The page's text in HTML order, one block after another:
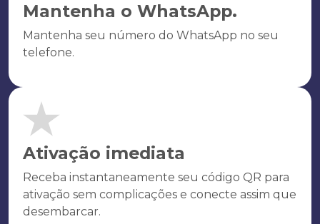
Mantenha o WhatsApp.
Mantenha seu número do WhatsApp no seu
telefone.
Ativação imediata
Receba instantaneamente seu código QR para
ativação sem complicações e conecte assim que
desembarcar.